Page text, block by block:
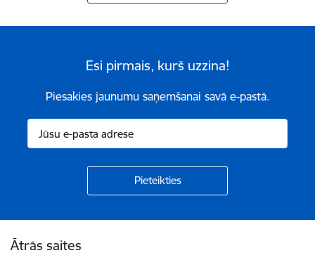
Esi pirmais, kurš uzzina!
Piesakies jaunumu saņemšanai savā e-pastā.
Ātrās saites